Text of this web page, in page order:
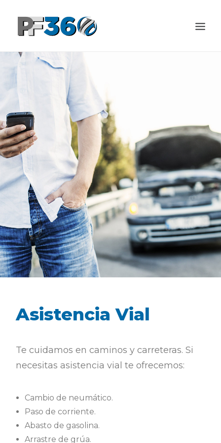
BENEFICIOS
PREGUNTAS FRECUENTES
USO DEL SERVICIO
CONTACTO
INGRESA A TÚ MEMBRESÍA
Asistencia Vial
Te cuidamos en caminos y carreteras. Si
necesitas asistencia vial te ofrecemos:
Cambio de neumático.
Paso de corriente.
Abasto de gasolina.
Arrastre de grúa.